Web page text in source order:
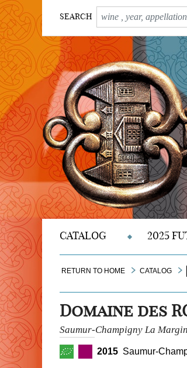
SEARCH
CATALOG 2025
RETURN TO HOME CATALOG
Domaine des
Saumur-Champigny La
2015 Saumur-